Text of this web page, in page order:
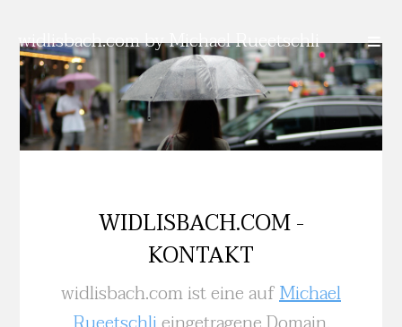
widlisbach.comby Michael Rueetschli
WIDLISBACH.COM -
KONTAKT
widlisbach.com ist eine aufMichael